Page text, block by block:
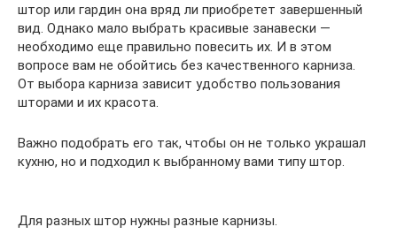
штор или гардин она вряд ли приобретет завершенный
вид. Однако мало выбрать красивые занавески —
необходимо еще правильно повесить их. И в этом
вопросе вам не обойтись без качественного карниза.
От выбора карниза зависит удобство пользования
шторами и их красота.
Важно подобрать его так, чтобы он не только украшал
кухню, но и подходил к выбранному вами типу штор.
Для разных штор нужны разные карнизы.